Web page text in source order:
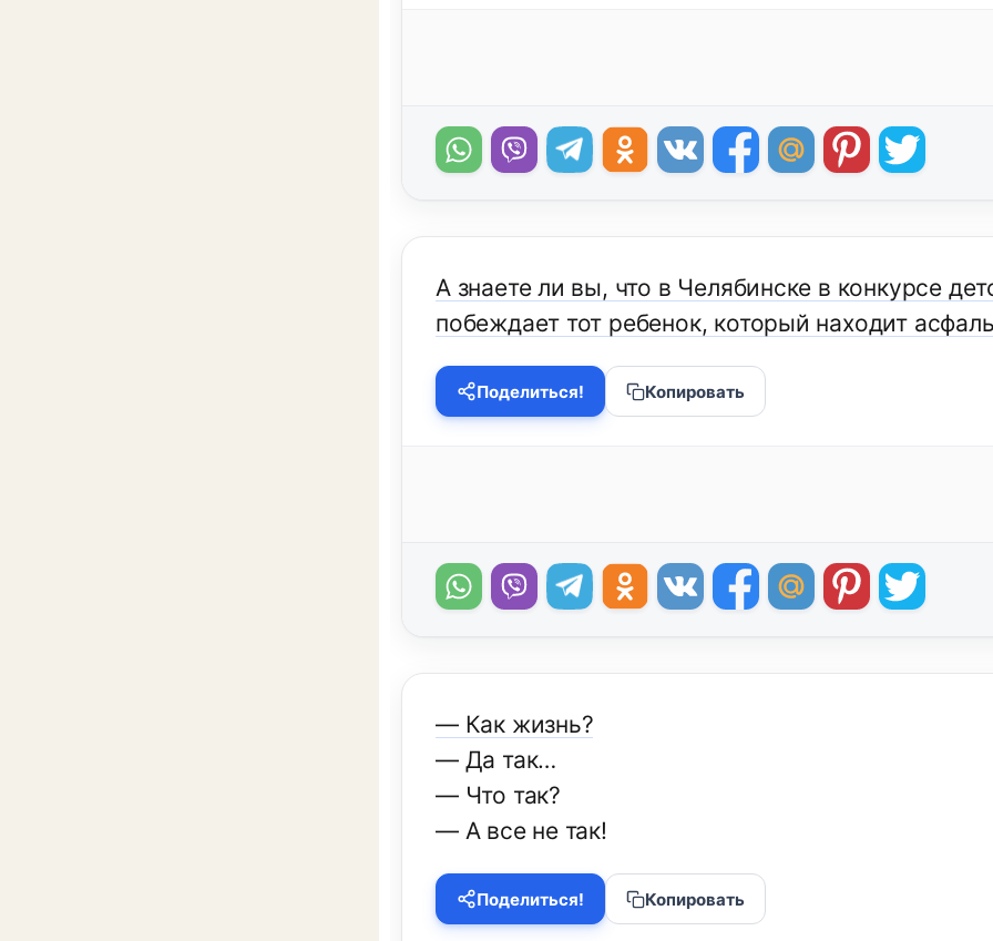
А знаете ли вы, что в Челябинске в конкурсе
побеждает тот ребенок, который находит
Поделиться! Копировать
— Как жизнь?
— Да так…
— Что так?
— А все не так!
Поделиться! Копировать